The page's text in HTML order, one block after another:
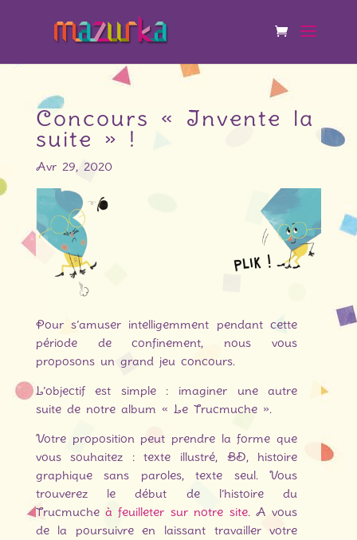
Concours « Invente la
suite » !
Avr 29, 2020
Pour s’amuser intelligemment pendant cette
période de confinement, nous vous
proposons un grand jeu concours.
L’objectif est simple : imaginer une autre
suite de notre album « Le Trucmuche ».
Votre proposition peut prendre la forme que
vous souhaitez : texte illustré, BD, histoire
graphique sans paroles, texte seul. Vous
trouverez le début de l’histoire du
Trucmucheà feuilleter sur notre site. A vous
de la poursuivre en laissant travailler votre